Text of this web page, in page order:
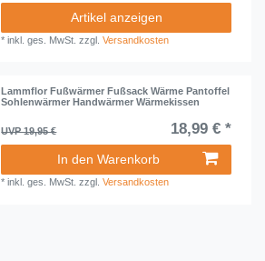
Artikel anzeigen
*inkl. ges. MwSt. zzgl.Versandkosten
Lammflor Fußwärmer Fußsack Wärme Pantoffel
Sohlenwärmer Handwärmer Wärmekissen
UVP 19,95 € 18,99 € *
In den Warenkorb
*inkl. ges. MwSt. zzgl.Versandkosten